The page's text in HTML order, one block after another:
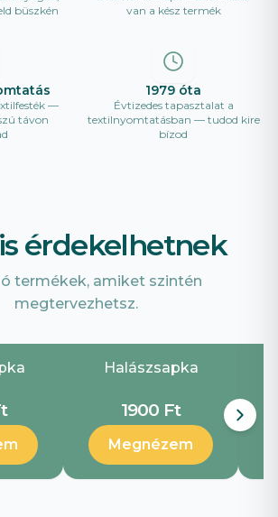
büszkén
van a kész termék
—
távon
1979 óta
Évtizedes tapasztalat a
textilnyomtatásban — tudod kire
bízod
érdekelhetnek
termékek, amiket szintén
megtervezhetsz.
Halászsapka
1900 Ft
Megnézem